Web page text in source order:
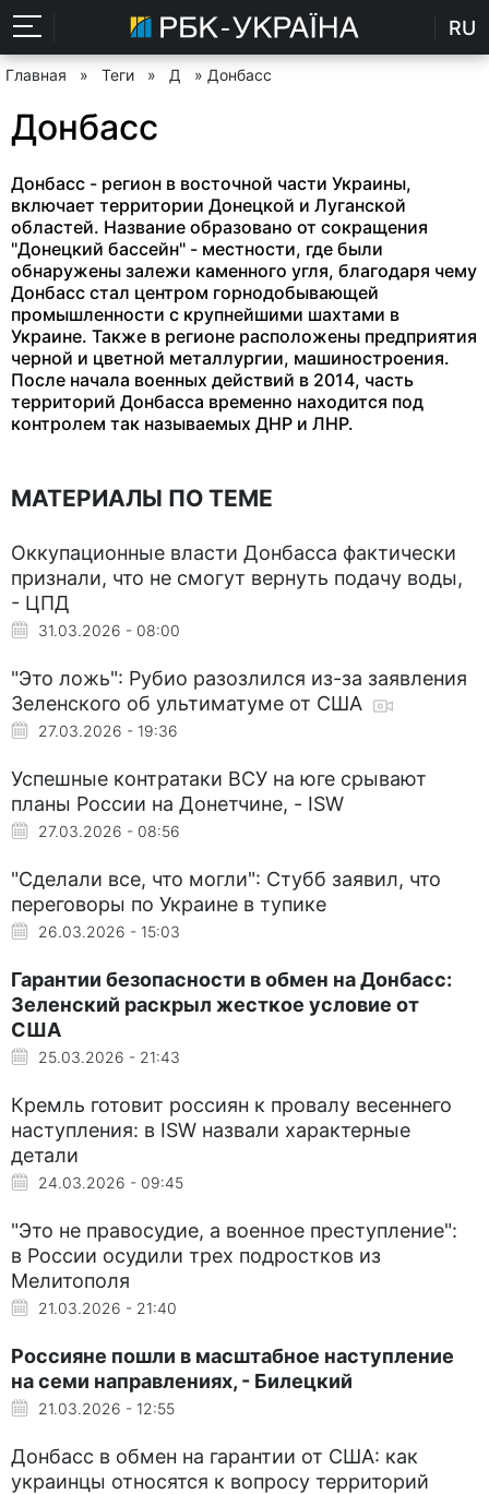
RU
Главная » Теги » Д » Донбасс
Донбасс
Донбасс - регион в восточной части Украины,
включает территории Донецкой и Луганской
областей. Название образовано от сокращения
"Донецкий бассейн" - местности, где были
обнаружены залежи каменного угля, благодаря чему
Донбасс стал центром горнодобывающей
промышленности с крупнейшими шахтами в
Украине. Также в регионе расположены предприятия
черной и цветной металлургии, машиностроения.
После начала военных действий в 2014, часть
территорий Донбасса временно находится под
контролем так называемых ДНР и ЛНР.
МАТЕРИАЛЫ ПО ТЕМЕ
Оккупационные власти Донбасса фактически
признали, что не смогут вернуть подачу воды,
- ЦПД
31.03.2026 - 08:00
"Это ложь": Рубио разозлился из-за заявления
Зеленского об ультиматуме от США
27.03.2026 - 19:36
Успешные контратаки ВСУ на юге срывают
планы России на Донетчине, - ISW
27.03.2026 - 08:56
"Сделали все, что могли": Стубб заявил, что
переговоры по Украине в тупике
26.03.2026 - 15:03
Гарантии безопасности в обмен на Донбасс:
Зеленский раскрыл жесткое условие от
США
25.03.2026 - 21:43
Кремль готовит россиян к провалу весеннего
наступления: в ISW назвали характерные
детали
24.03.2026 - 09:45
"Это не правосудие, а военное преступление":
в России осудили трех подростков из
Мелитополя
21.03.2026 - 21:40
Россияне пошли в масштабное наступление
на семи направлениях, - Билецкий
21.03.2026 - 12:55
Донбасс в обмен на гарантии от США: как
украинцы относятся к вопросу территорий